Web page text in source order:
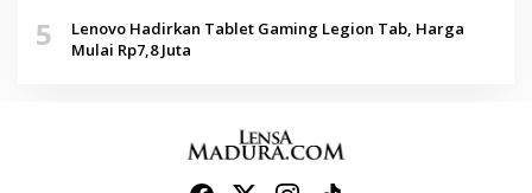
5
Lenovo Hadirkan Tablet Gaming Legion Tab, Harga
Mulai Rp7,8 Juta